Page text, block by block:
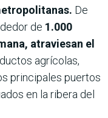
De
de 1.000
atraviesan el
agrícolas,
principales puertos
en la ribera del